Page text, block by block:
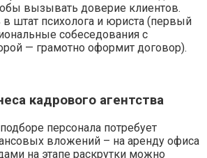
вызывать доверие клиентов.
штат психолога и юриста (первый
собеседования с
— грамотно оформит договор).
кадрового агентства
персонала потребует
вложений – на аренду офиса
на этапе раскрутки можно